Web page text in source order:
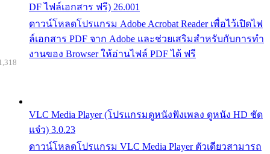
DF ไฟล์เอกสาร ฟรี) 26.001
ดาวน์โหลดโปรแกรม Adobe Acrobat Reader เพื่อไว้เปิดไฟ
ล์เอกสาร PDF จาก Adobe และช่วยเสริมสำหรับกับการทำ
งานของ Browser ให้อ่านไฟล์ PDF ได้ ฟรี
VLC Media Player (โปรแกรมดูหนังฟังเพลง ดูหนัง HD ชัด
แจ๋ว) 3.0.23
ดาวน์โหลดโปรแกรม VLC Media Player ตัวเดียวสามารถ